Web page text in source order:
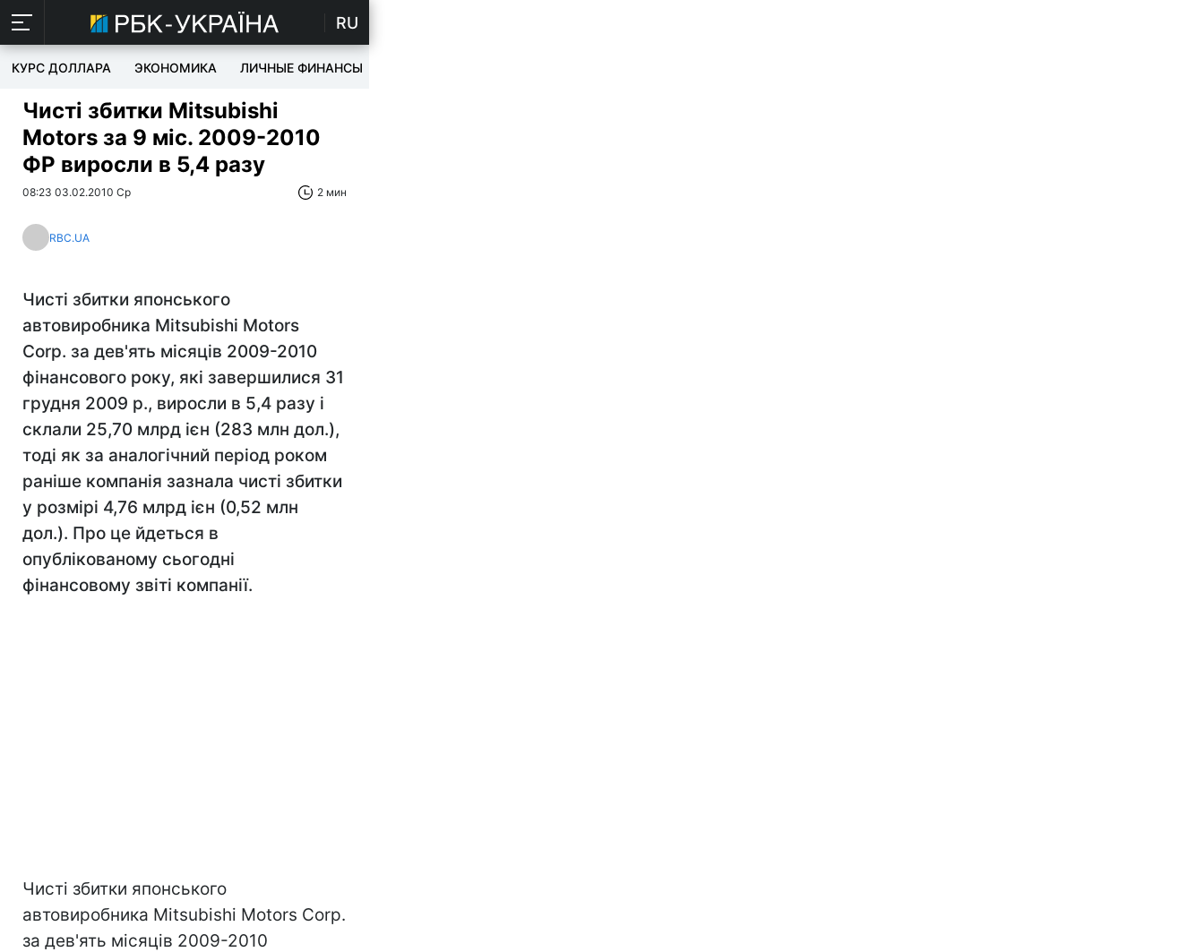
RU
КУРС ДОЛЛАРА ЭКОНОМИКА ЛИЧНЫЕ ФИНАНСЫ
Чисті збитки Mitsubishi
Motors за 9 міс. 2009-2010
ФР виросли в 5,4 разу
08:23 03.02.2010 Ср 2 мин
RBC.UA
Чисті збитки японського
автовиробника Mitsubishi Motors
Corp. за дев'ять місяців 2009-2010
фінансового року, які завершилися 31
грудня 2009 р., виросли в 5,4 разу і
склали 25,70 млрд ієн (283 млн дол.),
тоді як за аналогічний період роком
раніше компанія зазнала чисті збитки
у розмірі 4,76 млрд ієн (0,52 млн
дол.). Про це йдеться в
опублікованому сьогодні
фінансовому звіті компанії.
Чисті збитки японського
автовиробника Mitsubishi Motors Corp.
за дев'ять місяців 2009-2010